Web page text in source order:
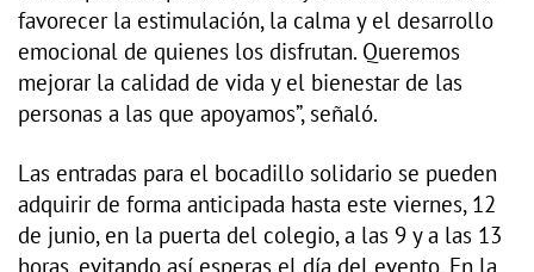
favorecer la estimulación, la calma y el desarrollo
emocional de quienes los disfrutan. Queremos
mejorar la calidad de vida y el bienestar de las
personas a las que apoyamos”, señaló.
Las entradas para el bocadillo solidario se pueden
adquirir de forma anticipada hasta este viernes, 12
de junio, en la puerta del colegio, a las 9 y a las 13
horas, evitando así esperas el día del evento. En la